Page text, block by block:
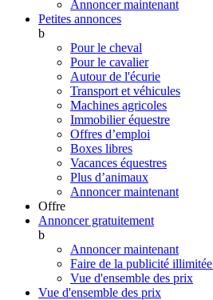
Annoncer maintenant
Petites annonces
b
Pour le cheval
Pour le cavalier
Autour de l'écurie
Transport et véhicules
Machines agricoles
Immobilier équestre
Offres d’emploi
Boxes libres
Vacances équestres
Plus d’animaux
Annoncer maintenant
Offre
Annoncer gratuitement
b
Annoncer maintenant
Faire de la publicité illimitée
Vue d'ensemble des prix
Vue d'ensemble des prix